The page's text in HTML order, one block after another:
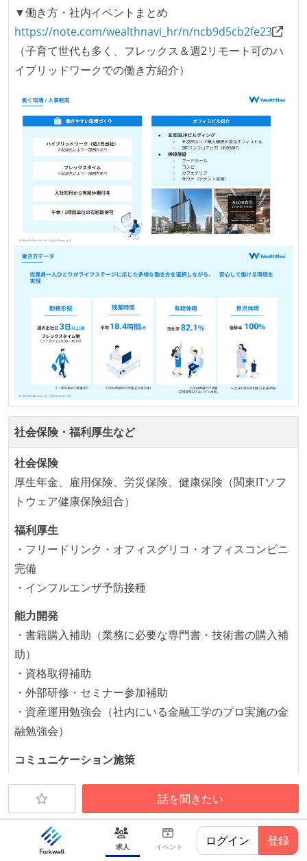
求人 イベント ログイン 登録
何らかのコーディング規約をチーム全体で遵守するよ
うにしている
提出されたコードには自動的にリグレッションテスト
が実行される環境が構築されている
コード品質評価ツールを導入して、メンバーが常に確
認できるようにしている
テストの実施度
ほとんどのプロダクトコードに単体テストを記述、実
施している
ほとんどの機能に受け入れテストを記述、実施してい
る
機能の実装と同時にテストコードを記述している
想定される複数環境での品質チェックを義務づけてい
る
アジャイル実践状況
イテレーションの最後などに、定期的にチームでふり
かえりミーティングを行っている
継続的なデプロイ（デリバリー）を行っている
ワークフローの整備
全てのコードをバージョン管理ツールで管理している
各メンバーが実装したコードのマージは Pull Request
ベースで行われる
自動（＝システム化され、1コマンドで実行できる）
コードによるインフラ構成管理（Infrastructure as
Code）の環境が整備されている
オープンな情報共有
人事情報や秘匿性の高い内容を除いて、経営陣やマネ
ージャー以上の会議での議事録が社員にも公開されて
KPI などチームの目標・実績値について、メンバーの
誰もがいつでも閲覧可能になっている
ドキュメントの整備やペアプロ、モブワークなど、ナ
レッジの共有を積極的に行っている（属人性を減らす
取り組みをしている）
大規模サービスの開発
同時接続ユーザー数（数千以上）
テーブル数が多い (数百以上)
大規模テーブルあり（1テーブルあたり数千万レコー
ド以上）
▼働き方・社内イベントまとめ
https://note.com/wealthnavi_hr/n/ncb9d5cb2fe23
（子育て世代も多く、フレックス＆週2リモート可のハ
イブリッドワークでの働き方紹介）
社会保険・福利厚生など
社会保険
厚生年金、雇用保険、労災保険、健康保険（関東ITソフ
トウェア健康保険組合）
福利厚生
・フリードリンク・オフィスグリコ・オフィスコンビニ
完備
・インフルエンザ予防接種
能力開発
・書籍購入補助（業務に必要な専門書・技術書の購入補
助）
・資格取得補助
・外部研修・セミナー参加補助
・資産運用勉強会（社内にいる金融工学のプロ実施の金
融勉強会）
コミュニケーション施策
・All Hands（全社MTG・週1）
就業環境
・PC自由選択（Mac/Windowsから選択可）
話を聞きたい